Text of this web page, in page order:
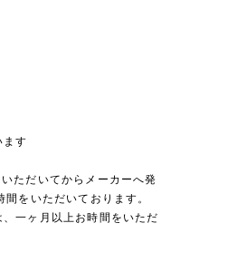
ます
ただいてからメーカーへ発
をいただいております。
一ヶ月以上お時間をいただ